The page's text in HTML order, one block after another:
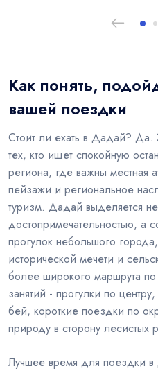
Как понять,
вашей поездки
Стоит ли ехать в Дадай? Да.
тех, кто ищет спокойную
региона, где важны местная
пейзажи и региональное
туризм. Дадай выделяется
достопримечательностью, а
прогулок небольшого
исторической мечети и
более широкого маршрута
занятий - прогулки по
бей, короткие поездки по
природу в сторону лесистых
Лучшее время для поездки